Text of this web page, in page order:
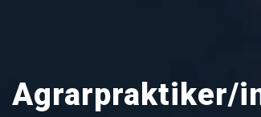
Agrarpraktiker/